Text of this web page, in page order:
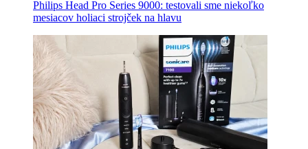
Philips Head Pro Series 9000: testovali sme niekoľko
mesiacov holiaci strojček na hlavu